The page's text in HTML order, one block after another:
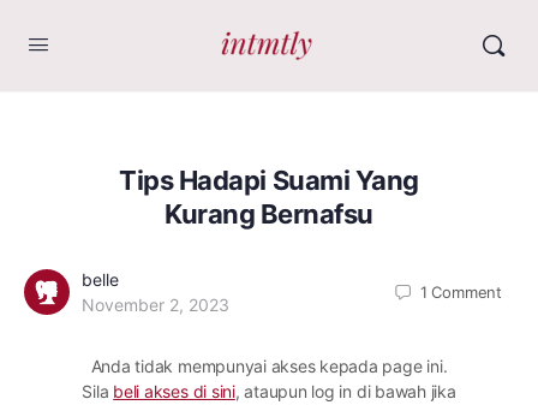
Tips Hadapi Suami Yang
Kurang Bernafsu
belle
November 2, 2023
1Comment
Anda tidak mempunyai akses kepada page ini.
Sila beli akses di sini, ataupun log in di bawah jika